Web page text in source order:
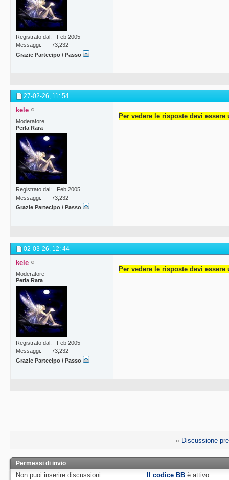
Registrato dal
Feb 2005
Messaggi
73,232
Grazie Partecipo / Passo
27-02-26, 11: 54
kele
Moderatore
Perla Rara
Registrato dal
Feb 2005
Messaggi
73,232
Grazie Partecipo / Passo
Per vedere le risposte devi
02-03-26, 12: 44
kele
Moderatore
Perla Rara
Registrato dal
Feb 2005
Messaggi
73,232
Grazie Partecipo / Passo
Per vedere le risposte devi
« Discussione
Permessi di invio
Non puoi inserire discussioni
Il codice BB èattivo